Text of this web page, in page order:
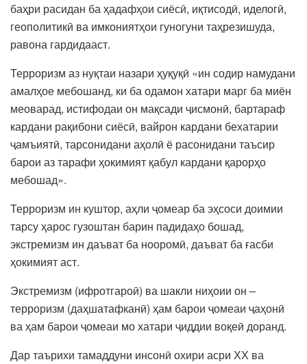
баҳри расидан ба ҳадафҳои сиёсӣ, иқтисодӣ, иделогӣ,
геополитикӣ ва имкониятҳои гуногуни таҳрезишуда,
равона гардидааст.
Терроризм аз нуқтаи назари ҳуқуқӣ «ин содир намудани
амалҳое мебошанд, ки ба одамон хатари марг ба миён
меоварад, истифодаи он мақсади ҷисмонӣ, бартараф
кардани рақибони сиёсӣ, вайрон кардани бехатарии
ҷамъиятӣ, тарсонидани аҳолӣ ё расонидани таъсир
барои аз тарафи ҳокимият қабул кардани қарорҳо
мебошад».
Терроризм ин куштор, аҳли ҷомеар ба эҳсоси доимии
тарсу ҳарос гузоштан барин падидаҳо бошад,
экстремизм ин даъват ба нооромӣ, даъват ба ғасби
ҳокимият аст.
Экстремизм (ифротгароӣ) ва шакли ниҳоии он –
терроризм (даҳшатафканӣ) ҳам барои ҷомеаи ҷаҳонӣ
ва ҳам барои ҷомеаи мо хатари ҷиддии воқеӣ доранд.
Дар таърихи тамаддуни инсонӣ охири асри ХХ ва